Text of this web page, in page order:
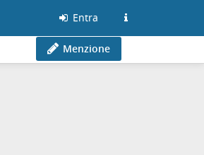
Entra
Menzione